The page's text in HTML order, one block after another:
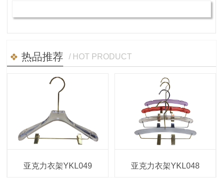
热品推荐 / HOT PRODUCT
亚克力衣架YKL049 亚克力衣架YKL048